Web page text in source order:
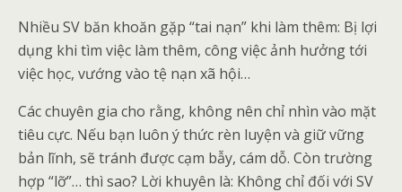
Nhiều SV băn khoăn gặp “tai nạn” khi làm thêm: Bị lợi
dụng khi tìm việc làm thêm, công việc ảnh hưởng tới
việc học, vướng vào tệ nạn xã hội…
Các chuyên gia cho rằng, không nên chỉ nhìn vào mặt
tiêu cực. Nếu bạn luôn ý thức rèn luyện và giữ vững
bản lĩnh, sẽ tránh được cạm bẫy, cám dỗ. Còn trường
hợp “lỡ”… thì sao? Lời khuyên là: Không chỉ đối với SV